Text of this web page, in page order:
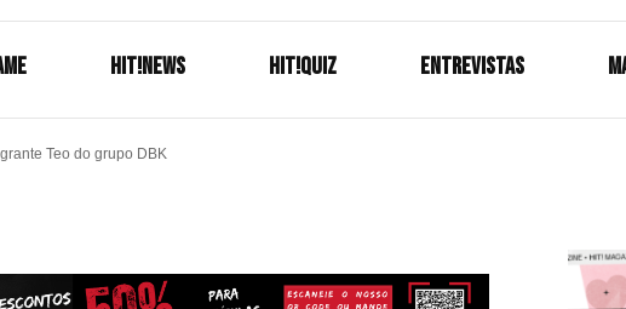
HIT!NEWS HIT!Quiz ENTREVISTAS
Teo do grupo DBK